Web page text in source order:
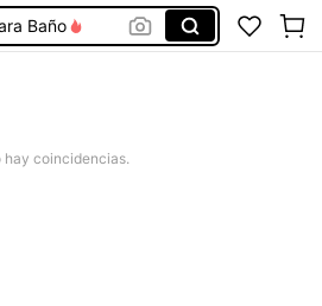
Baño
hay coincidencias.